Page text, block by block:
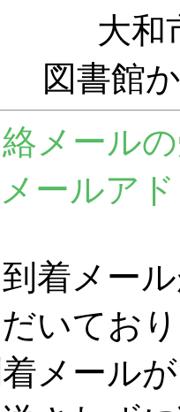
大和
図書館
メール
ールア
到着メー
いてお
メール